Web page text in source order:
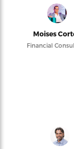
Moises
Financial